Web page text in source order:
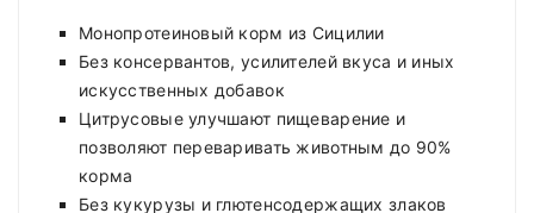
Монопротеиновый корм из Сицилии
Без консервантов, усилителей вкуса и иных
искусственных добавок
Цитрусовые улучшают пищеварение и
позволяют переваривать животным до 90%
корма
Без кукурузы и глютенсодержащих злаков